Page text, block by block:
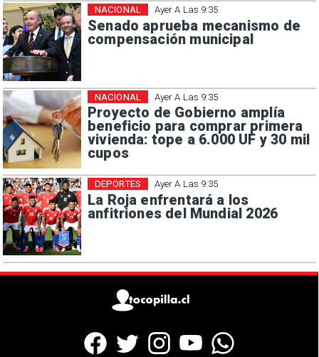
Ayer A Las 9:35
Senado aprueba mecanismo de
compensación municipal
NACIONAL
Ayer A Las 9:35
Proyecto de Gobierno amplía
beneficio para comprar primera
vivienda: tope a 6.000 UF y 30 mil
cupos
NACIONAL
Ayer A Las 9:35
La Roja enfrentará a los
anfitriones del Mundial 2026
DEPORTES